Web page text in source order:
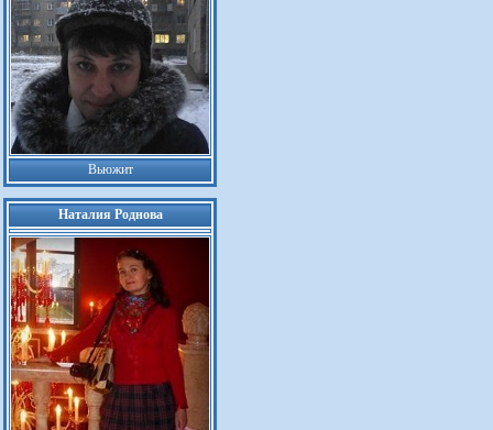
Вьюжит
Наталия Роднова